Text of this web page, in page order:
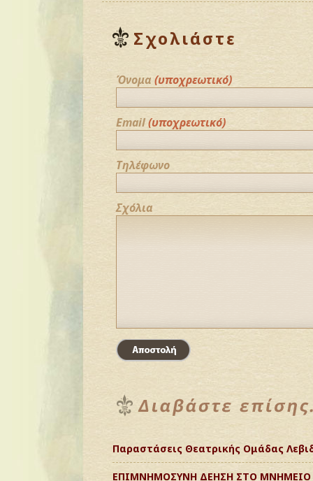
Σχολιάστε
Όνομα (υποχρεωτικό)
Email(υποχρεωτικό)
Τηλέφωνο
Σχόλια
Παραστάσεις Θεατρικής Ομάδας
ΕΠΙΜΝΗΜΟΣΥΝΗ ΔΕΗΣΗ ΣΤΟ ΜΝΗΜΕΙΟ